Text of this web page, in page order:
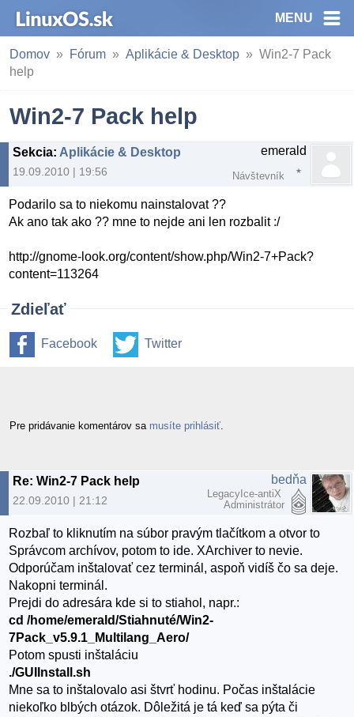
MENU
Domov Fórum Aplikácie & Desktop
Win2-7 Pack
help
Win2-7 Pack help
Sekcia: Aplikácie & Desktop
19.09.2010 | 19:56
emerald
Návštevník
Podarilo sa to niekomu nainstalovat ??
Ak ano tak ako ?? mne to nejde ani len rozbalit :/
http://gnome-look.org/content/show.php/Win2-7+Pack?
content=113264
Zdieľať
Facebook Twitter
Pre pridávanie komentárov sa musíte prihlásiť
Re: Win2-7 Pack help
22.09.2010 | 21:12
bedňa
LegacyIce-antiX
Administrátor
Rozbaľ to kliknutím na súbor pravým tlačítkom a otvor to
Správcom archívov, potom to ide. XArchiver to nevie.
Odporúčam inštalovať cez terminál, aspoň vidíš čo sa deje.
Nakopni terminál.
Prejdi do adresára kde si to stiahol, napr.:
cd /home/emerald/Stiahnuté/Win2-
7Pack_v5.9.1_Multilang_Aero/
Potom spusti inštaláciu
./GUIInstall.sh
Mne sa to inštalovalo asi štvrť hodinu. Počas inštalácie
niekoľko blbých otázok. Dôležitá je tá keď sa pýta či